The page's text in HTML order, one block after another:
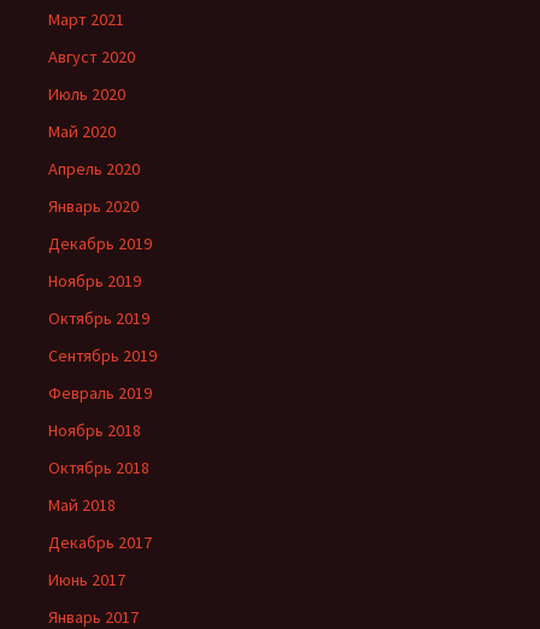
Март 2021
Август 2020
Июль 2020
Май 2020
Апрель 2020
Январь 2020
Декабрь 2019
Ноябрь 2019
Октябрь 2019
Сентябрь 2019
Февраль 2019
Ноябрь 2018
Октябрь 2018
Май 2018
Декабрь 2017
Июнь 2017
Январь 2017